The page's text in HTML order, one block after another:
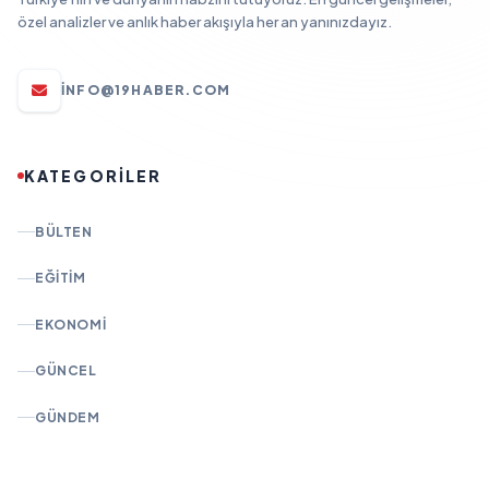
özel analizler ve anlık haber akışıyla her an yanınızdayız.
INFO@19HABER.COM
KATEGORİLER
BÜLTEN
EĞITIM
EKONOMI
GÜNCEL
GÜNDEM